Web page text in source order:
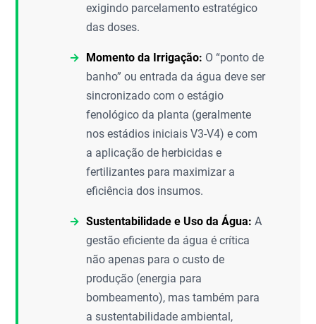
exigindo parcelamento estratégico
das doses.
Momento da Irrigação: O “ponto de
banho” ou entrada da água deve ser
sincronizado com o estágio
fenológico da planta (geralmente
nos estádios iniciais V3-V4) e com
a aplicação de herbicidas e
fertilizantes para maximizar a
eficiência dos insumos.
Sustentabilidade e Uso da Água: A
gestão eficiente da água é crítica
não apenas para o custo de
produção (energia para
bombeamento), mas também para
a sustentabilidade ambiental,